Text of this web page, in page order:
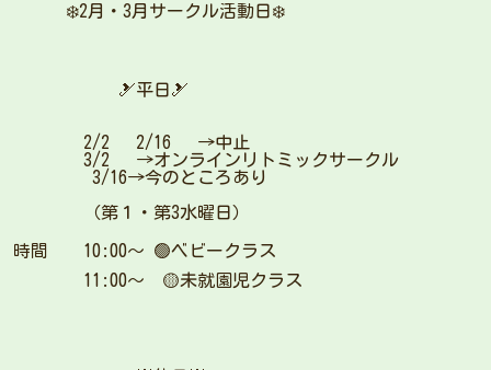
❄️2月・3月サークル活動日❄️
🎿平日🎿
2/2 2/16 →中止
3/2 →オンラインリトミックサークル
3/16→今のところあり
（第１・第3水曜日）
時間 10:00〜 🟢ベビークラス
11:00〜 🟡未就園児クラス